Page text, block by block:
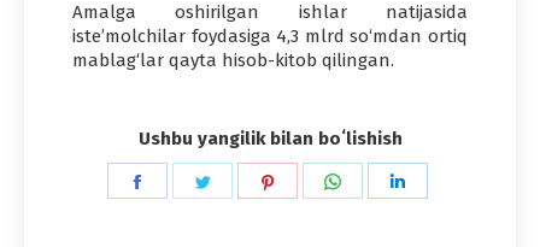
Amalga oshirilgan ishlar natijasida
iste’molchilar foydasiga 4,3 mlrd so‘mdan ortiq
mablag‘lar qayta hisob-kitob qilingan.
Ushbu yangilik bilan boʻlishish
Share
Share
Share
Share